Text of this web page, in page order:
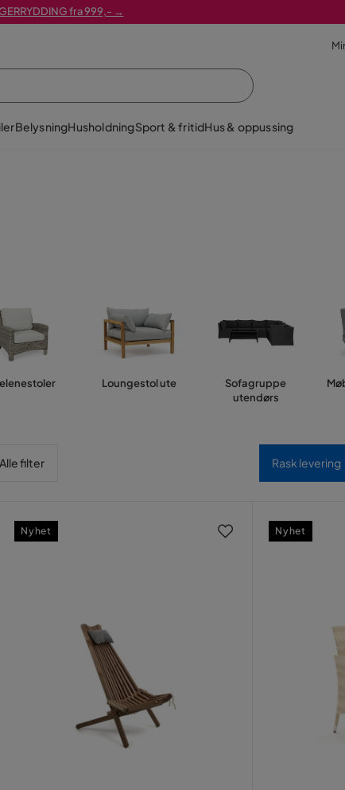
fra 999,- →
BelysningHusholdningSport & fritidHus & oppussing
Loungestol ute
Sofagruppe
utendørs
Alle filter Rask levering
Nyhet Nyhet